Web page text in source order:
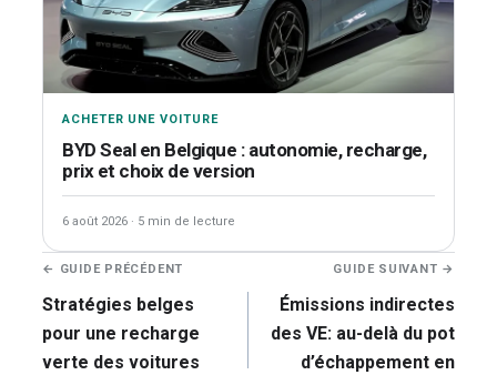
ACHETER UNE VOITURE
BYD Seal en Belgique : autonomie, recharge,
prix et choix de version
6 août 2026 · 5 min de lecture
Navigation
de
l’article
← GUIDE PRÉCÉDENT
Stratégies belges
pour une recharge
verte des voitures
GUIDE SUIVANT →
Émissions indirectes
des VE: au-delà du pot
d’échappement en